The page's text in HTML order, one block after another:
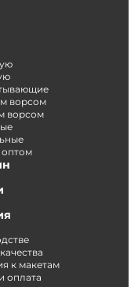
ворсом
ворсом
к макетам
оплата